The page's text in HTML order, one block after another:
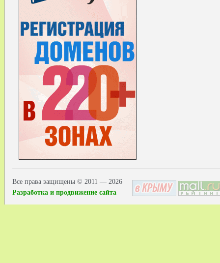
Все права защищены © 2011 — 2026
Разработка и продвижение сайта